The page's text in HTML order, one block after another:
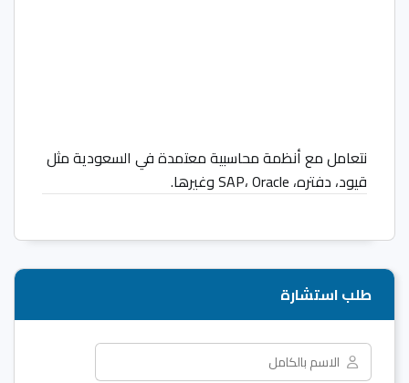
نتعامل مع أنظمة محاسبية معتمدة في السعودية مثل
قيود، دفتره، SAP، Oracle وغيرها.
طلب استشارة